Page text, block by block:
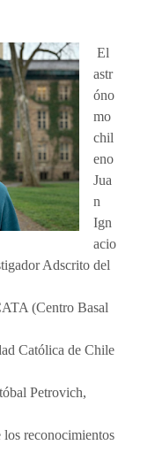
El
astr
óno
mo
chil
eno
Jua
n
Ign
acio
Adscrito del
(Centro Basal
Católica de Chile
Petrovich,
reconocimientos